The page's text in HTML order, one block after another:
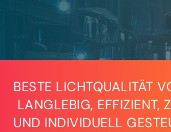
BESTE LICHTQUALITÄT
LANGLEBIG, EFFIZIENT,
UND INDIVIDUELL